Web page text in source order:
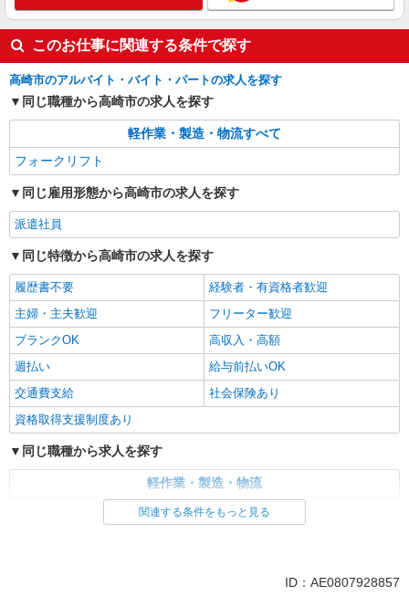
このお仕事に関連する条件で探す
高崎市のアルバイト・バイト・パートの求人を探す
同じ職種から高崎市の求人を探す
軽作業・製造・物流すべて
フォークリフト
同じ雇用形態から高崎市の求人を探す
派遣社員
同じ特徴から高崎市の求人を探す
履歴書不要
経験者・有資格者歓迎
主婦・主夫歓迎
フリーター歓迎
ブランクOK
高収入・高額
週払い
給与前払いOK
交通費支給
社会保険あり
資格取得支援制度あり
同じ職種から求人を探す
軽作業・製造・物流
関連する条件をもっと見る
ID：AE0807928857